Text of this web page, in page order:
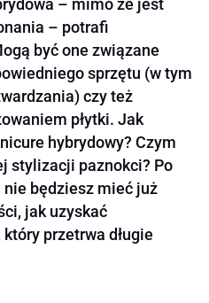
– mimo że jest
– potrafi
być one związane
sprzętu (w tym
czy też
płytki. Jak
hybrydowy? Czym
stylizacji paznokci? Po
będziesz mieć już
jak uzyskać
przetrwa długie